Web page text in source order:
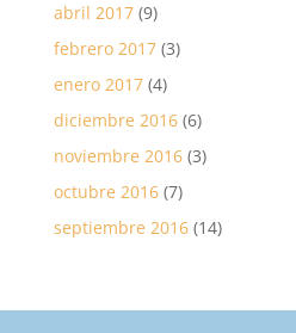
abril 2017(9)
febrero 2017(3)
enero 2017(4)
diciembre 2016(6)
noviembre 2016(3)
octubre 2016(7)
septiembre 2016(14)